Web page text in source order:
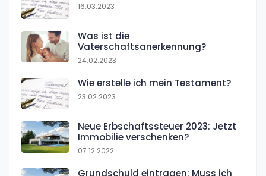
16.03.2023
Was ist die
Vaterschaftsanerkennung?
24.02.2023
Wie erstelle ich mein Testament?
23.02.2023
Neue Erbschaftssteuer 2023: Jetzt
Immobilie verschenken?
07.12.2022
Grundschuld eintragen: Muss ich